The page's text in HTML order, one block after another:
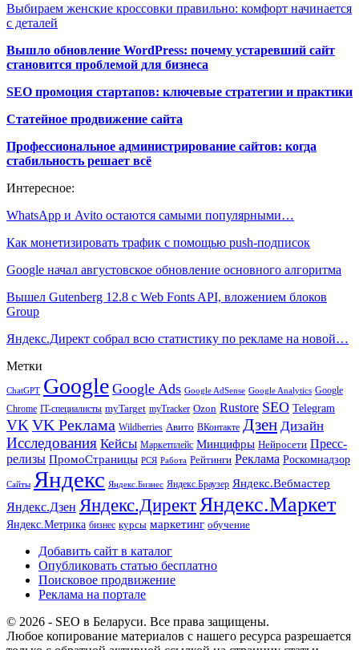
Выбираем женские кроссовки правильно: комфорт начинается
с деталей
Вышло обновление WordPress: почему устаревший сайт
становится проблемой для бизнеса
SEO промоция стартапов: ключевые стратегии и практики
Статейное продвижение сайта
Профессиональное администрирование сайтов: когда
стабильность решает всё
Интересное:
WhatsApp и Avito остаются самыми популярными…
Как монетизировать трафик с помощью push-подписок
Google начал августовское обновление основного алгоритма
Вышел Gutenberg 12.8 с Web Fonts API, вложением блоков
Group
Яндекс.Директ собрал всю статистику по рекламе на новой…
Метки
ChatGPT Google Google Ads Google AdSense Google Analytics Google
Chrome IT-специалисты myTarget myTracker Ozon Rustore SEO Telegram
VK VK Реклама Wildberries Авито ВКонтакте Дзен Дизайн
Исследования Кейсы Маркетплейс Минцифры Нейросети Пресс-
релизы ПромоСтраницы РСЯ Работа Рейтинги Реклама Роскомнадзор
Сайты Яндекс Яндекс.Бизнес Яндекс.Браузер Яндекс.Вебмастер
Яндекс.Дзен Яндекс.ДиректЯндекс.Маркет
Яндекс.Метрика бизнес курсы маркетинг обучение
Добавить сайт в каталог
Опубликовать статью бесплатно
Поисковое продвижение
Реклама на портале
© 2026 - SEO в Беларуси. Все права защищены.
Любое копирование материалов с нашего ресурса разрешается